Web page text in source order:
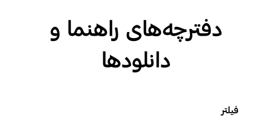
دفترچه‌های راهنما و
دانلودها
فیلتر